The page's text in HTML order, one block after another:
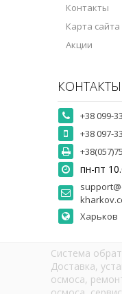
Контакты
Карта сайта
Акции
КОНТАКТЫ
+38 099-
+38 097-
пн-пт
Харьков
Система
Доставка,
осмоса,